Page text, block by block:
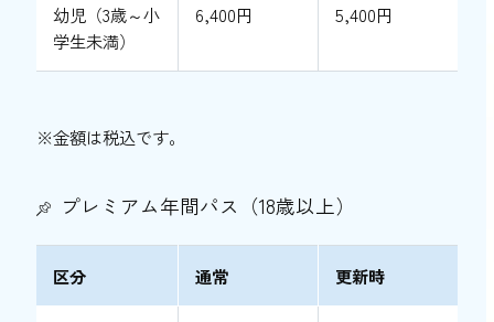
幼児（3歳～小
学生未満）
6,400円 5,400円
※金額は税込です。
プレミアム年間パス（18歳以上）
区分 通常 更新時